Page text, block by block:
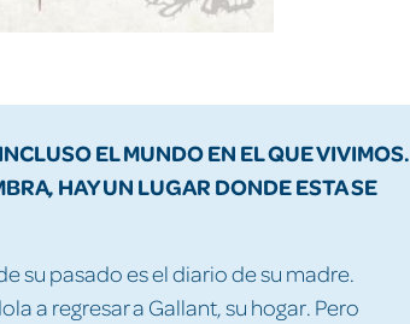
EL MUNDO EN EL QUE VIVIMOS.
HAY UN LUGAR DONDE ESTA SE
su pasado es el diario de su madre.
a regresar a Gallant, su hogar. Pero